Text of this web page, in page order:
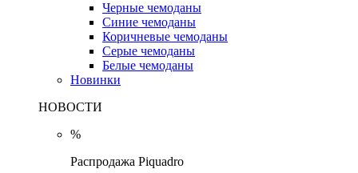
Черные чемоданы
Синие чемоданы
Коричневые чемоданы
Серые чемоданы
Белые чемоданы
Новинки
НОВОСТИ
%
Распродажа Piquadro